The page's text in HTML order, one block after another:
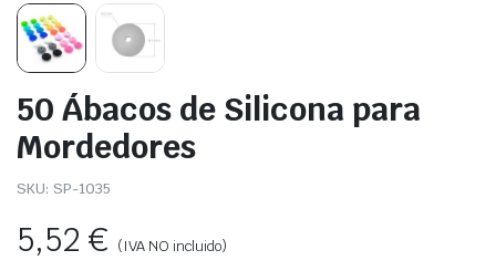
50 Ábacos de Silicona para
Mordedores
SKU: SP-1035
5,52€ (IVA NO incluido)